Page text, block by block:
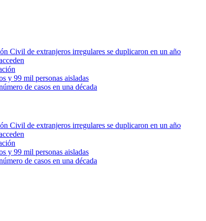
Civil de extranjeros irregulares se duplicaron en un año
y 99 mil personas aisladas
de casos en una década
Civil de extranjeros irregulares se duplicaron en un año
y 99 mil personas aisladas
de casos en una década